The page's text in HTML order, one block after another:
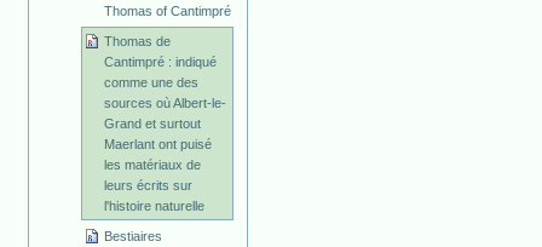
Thomas of Cantimpré
Thomas de
Cantimpré : indiqué
comme une des
sources où Albert-le-
Grand et surtout
Maerlant ont puisé
les matériaux de
leurs écrits sur
l'histoire naturelle
Bestiaires